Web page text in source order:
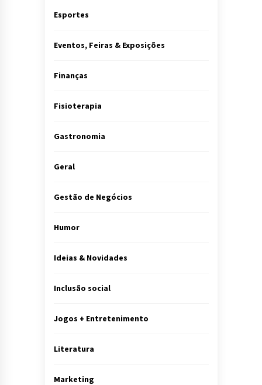
Esportes
Eventos, Feiras & Exposições
Finanças
Fisioterapia
Gastronomia
Geral
Gestão de Negócios
Humor
Ideias & Novidades
Inclusão social
Jogos + Entretenimento
Literatura
Marketing